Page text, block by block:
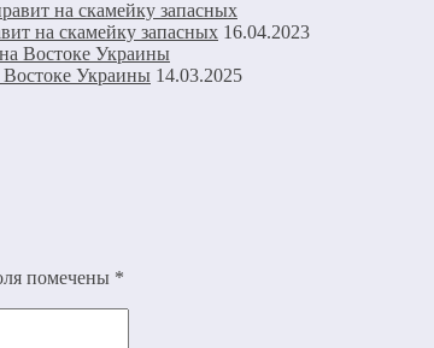
на скамейку запасных 16.04.2023
Востоке Украины 14.03.2025
помечены *